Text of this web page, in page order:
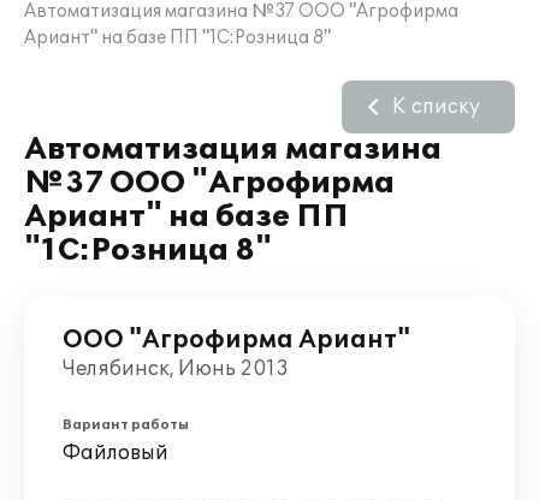
Автоматизация магазина №37 ООО "Агрофирма
Ариант" на базе ПП "1С:Розница 8"
Автоматизация магазина
№37 ООО "Агрофирма
Ариант" на базе ПП
"1С:Розница 8"
К списку
ООО "Агрофирма Ариант"
Челябинск, Июнь 2013
Вариант работы
Файловый